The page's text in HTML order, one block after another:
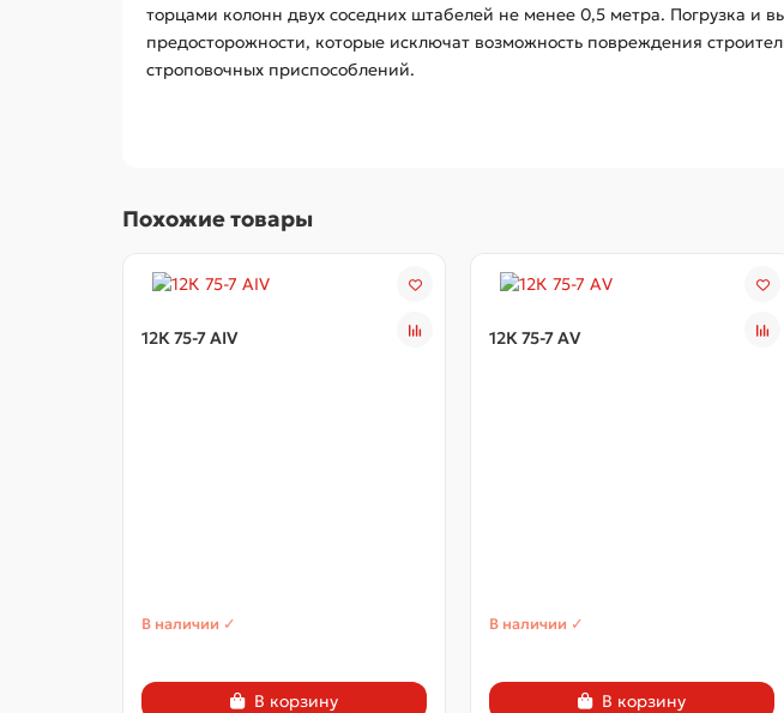
торцами колонн двух соседних штабелей не менее 0,5 метра. Погрузка и
предосторожности, которые исключат возможность повреждения
строповочных приспособлений.
Похожие товары
12К 75-7 АIV
В наличии ✓
В корзину
12К 75-7 АV
В наличии ✓
В корзину